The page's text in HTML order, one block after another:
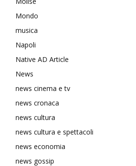
Mondo
musica
Napoli
Native AD Article
News
news cinema e tv
news cronaca
news cultura
news cultura e spettacoli
news economia
news gossip